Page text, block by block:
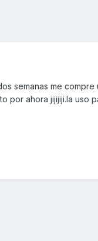
semanas me
por ahora jijijiji.la uso